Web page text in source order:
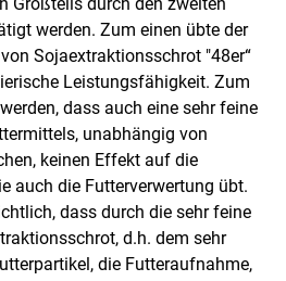
werden. Zum einen übte der
Sojaextraktionsschrot "48er“
Leistungsfähigkeit. Zum
dass auch eine sehr feine
unabhängig von
keinen Effekt auf die
auch die Futterverwertung übt.
dass durch die sehr feine
d.h. dem sehr
die Futteraufnahme,